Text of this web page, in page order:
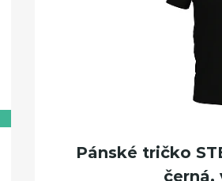
Pánské tričko
černá,